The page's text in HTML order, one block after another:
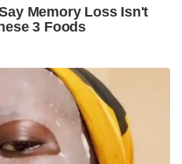
ആസൂത്രണം
ഫ്‌ലൈ ഓവറുകൾ,
പദ്ധതികൾ
പ്രധാനമന്ത്രി മോദി
ശിവ്പൂരിലും യുപി